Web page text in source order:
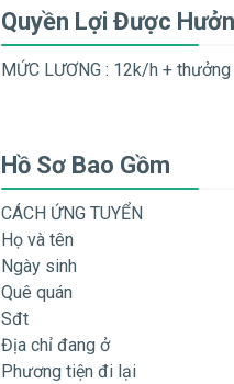
Quyền Lợi Được
MỨC LƯƠNG : 12k/h +
Hồ Sơ Bao Gồm
CÁCH ỨNG TUYỂN
Họ và tên
Ngày sinh
Quê quán
Sđt
Địa chỉ đang ở
Phương tiện đi lại